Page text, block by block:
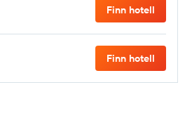
Finn hotell
Finn hotell